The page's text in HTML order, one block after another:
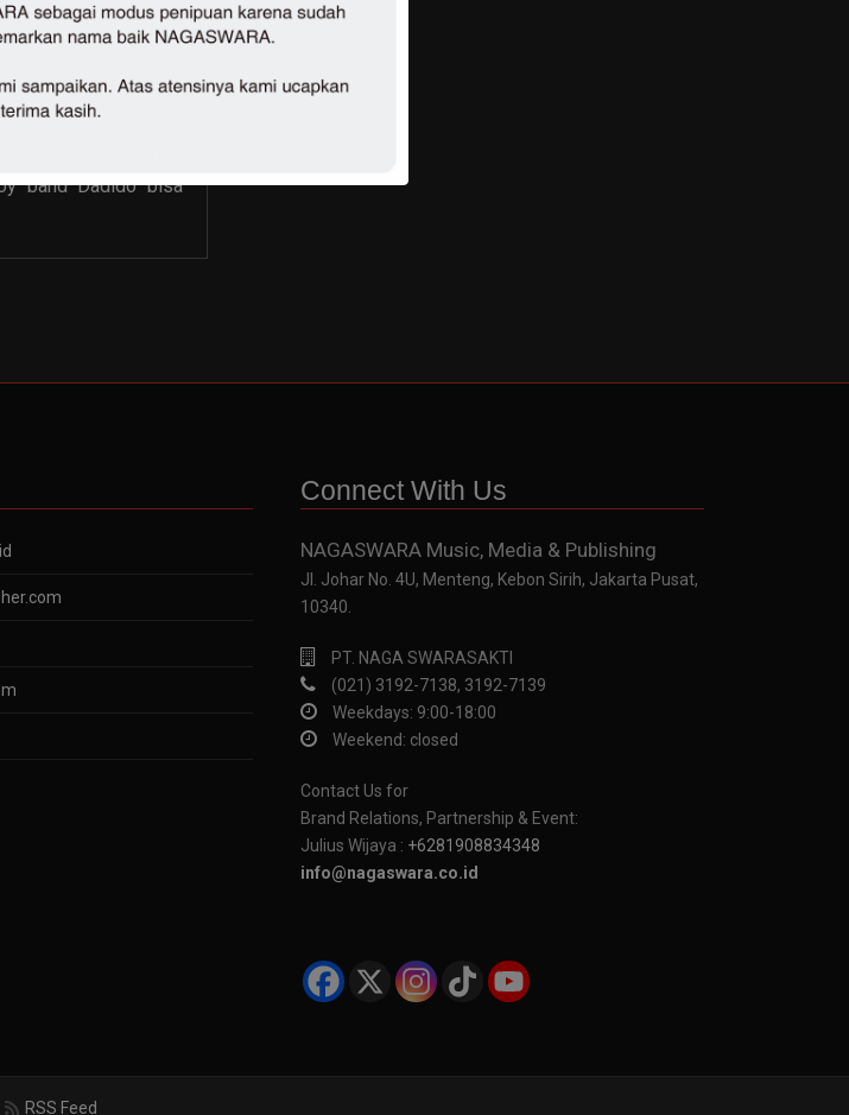
si supir ini kalau di
di single ‘Aca Aca
penikmat
band Dadido bisa
Connect With Us
NAGASWARA Music, Media & Publishing
Jl. Johar No. 4U, Menteng, Kebon Sirih, Jakarta Pusat,
10340.
PT. NAGA SWARASAKTI
(021) 3192-7138, 3192-7139
Weekdays: 9:00-18:00
Weekend: closed
Contact Us for
Brand Relations, Partnership & Event:
Julius Wijaya : +6281908834348
info@nagaswara.co.id
RSS Feed